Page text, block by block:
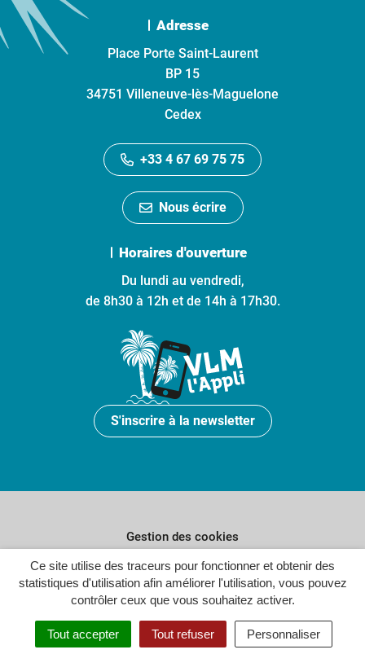
Ce site utilise des traceurs pour fonctionner et obtenir des
statistiques d'utilisation afin améliorer l'utilisation, vous pouvez
contrôler ceux que vous souhaitez activer.
Tout accepter Tout refuser Personnaliser
Adresse
Place Porte Saint-Laurent
BP 15
34751 Villeneuve-lès-Maguelone
Cedex
+33 4 67 69 75 75
Nous écrire
Horaires d'ouverture
Du lundi au vendredi,
de 8h30 à 12h et de 14h à 17h30.
S'inscrire à la newsletter
Gestion des cookies
Plan du site
Politique de confidentialité
Crédits